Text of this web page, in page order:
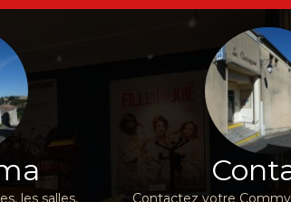
les salles, Contactez votre